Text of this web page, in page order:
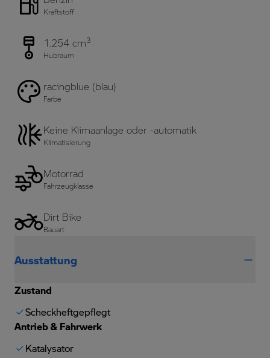
Kraftstoff
1.254 cm3
Hubraum
racingblue (blau)
Farbe
Keine Klimaanlage oder -automatik
Klimatisierung
Motorrad
Fahrzeugklasse
Dirt Bike
Bauart
Ausstattung
Zustand
Scheckheftgepflegt
Antrieb & Fahrwerk
Katalysator